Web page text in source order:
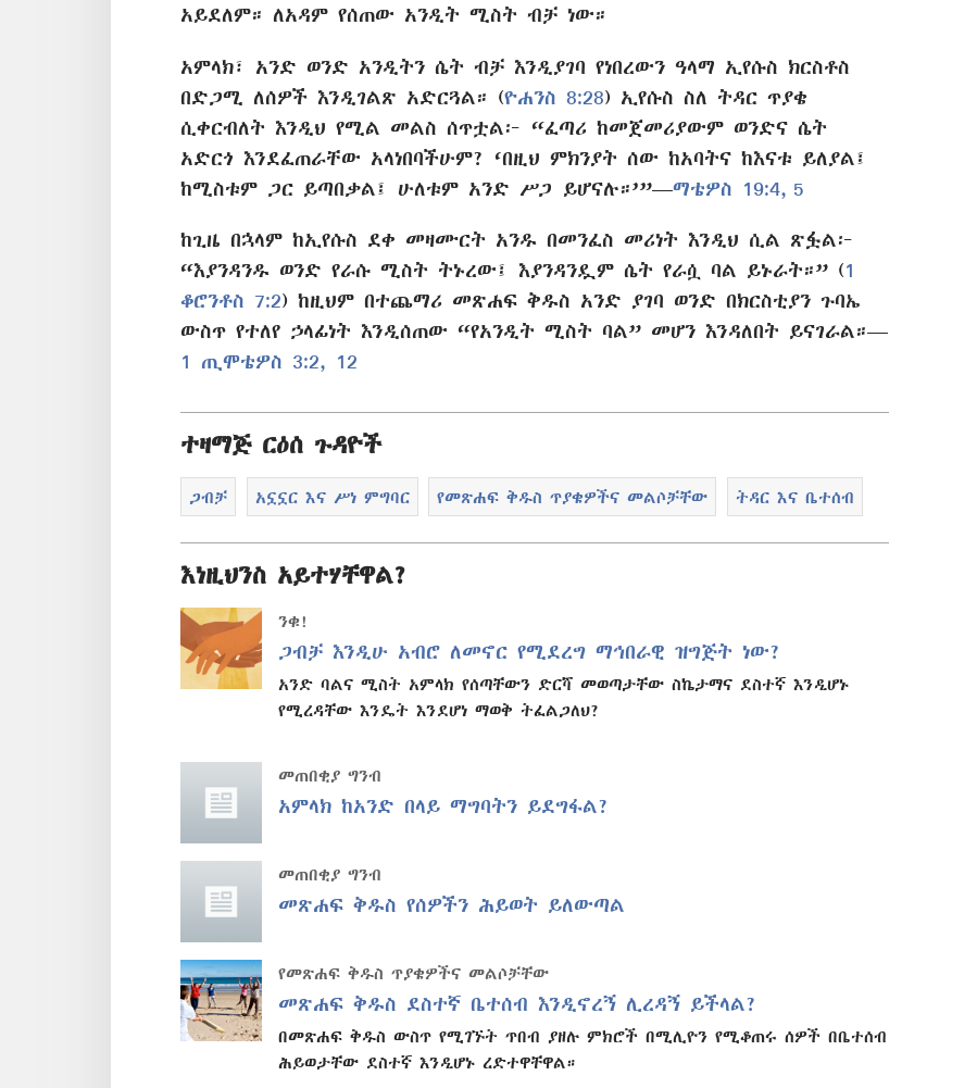
አይደለም። ለአዳም የሰጠው አንዲት ሚስት ብቻ ነው።
አምላክ፣ አንድ ወንድ አንዲትን ሴት ብቻ እንዲያገባ የነበረውን ዓላማ ኢየሱስ ክርስቶስ
በድጋሚ ለሰዎች እንዲገልጽ አድርጓል። (ዮሐንስ 8:28) ኢየሱስ ስለ ትዳር ጥያቄ
ሲቀርብለት እንዲህ የሚል መልስ ሰጥቷል፦ “ፈጣሪ ከመጀመሪያውም ወንድና ሴት
አድርጎ እንደፈጠራቸው አላነበባችሁም? ‘በዚህ ምክንያት ሰው ከአባትና ከእናቱ ይለያል፤
ከሚስቱም ጋር ይጣበቃል፤ ሁለቱም አንድ ሥጋ ይሆናሉ።’”—ማቴዎስ 19:4, 5
ከጊዜ በኋላም ከኢየሱስ ደቀ መዛሙርት አንዱ በመንፈስ መሪነት እንዲህ ሲል ጽፏል፦
“እያንዳንዱ ወንድ የራሱ ሚስት ትኑረው፤ እያንዳንዷም ሴት የራሷ ባል ይኑራት።” (1
ቆሮንቶስ 7:2) ከዚህም በተጨማሪ መጽሐፍ ቅዱስ አንድ ያገባ ወንድ በክርስቲያን ጉባኤ
ውስጥ የተለየ ኃላፊነት እንዲሰጠው “የአንዲት ሚስት ባል” መሆን እንዳለበት ይናገራል።—
1 ጢሞቴዎስ 3:2,
12
ተዛማጅ ርዕሰ ጉዳዮች
ጋብቻ አኗኗር እና ሥነ ምግባር የመጽሐፍ ቅዱስ ጥያቄዎችና መልሶቻቸው ትዳር እና ቤተሰብ
እነዚህንስ አይተሃቸዋል?
ንቁ!
ጋብቻ እንዲሁ አብሮ ለመኖር የሚደረግ ማኅበራዊ ዝግጅት ነው?
አንድ ባልና ሚስት አምላክ የሰጣቸውን ድርሻ መወጣታቸው ስኬታማና ደስተኛ እንዲሆኑ
የሚረዳቸው እንዴት እንደሆነ ማወቅ ትፈልጋለህ?
መጠበቂያ ግንብ
አምላክ ከአንድ በላይ ማግባትን ይደግፋል?
መጠበቂያ ግንብ
መጽሐፍ ቅዱስ የሰዎችን ሕይወት ይለውጣል
የመጽሐፍ ቅዱስ ጥያቄዎችና መልሶቻቸው
መጽሐፍ ቅዱስ ደስተኛ ቤተሰብ እንዲኖረኝ ሊረዳኝ ይችላል?
በመጽሐፍ ቅዱስ ውስጥ የሚገኙት ጥበብ ያዘሉ ምክሮች በሚሊዮን የሚቆጠሩ ሰዎች በቤተሰብ
ሕይወታቸው ደስተኛ እንዲሆኑ ረድተዋቸዋል።